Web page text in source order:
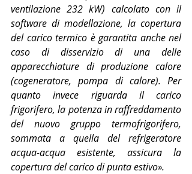
ventilazione 232 kW) calcolato con il
software di modellazione, la copertura
del carico termico è garantita anche nel
caso di disservizio di una delle
apparecchiature di produzione calore
(cogeneratore, pompa di calore). Per
quanto invece riguarda il carico
frigorifero, la potenza in raffreddamento
del nuovo gruppo termofrigorifero,
sommata a quella del refrigeratore
acqua-acqua esistente, assicura la
copertura del carico di punta estivo».